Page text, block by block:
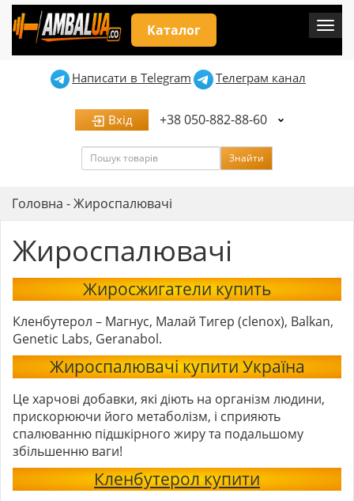
Каталог
Написати в Telegram Телеграм канал
Вхід +38 050-882-88-60
Пошук Знайти
Головна -Жироспалювачі
Жироспалювачі
Жиросжигатели купить
Кленбутерол – Магнус, Малай Тигер (clenox), Balkan,
Genetic Labs, Geranabol.
Жироспалювачі купити Україна
Це харчові добавки, які діють на організм людини,
прискорюючи його метаболізм, і сприяють
спалюванню підшкірного жиру та подальшому
збільшенню ваги!
Кленбутерол купити